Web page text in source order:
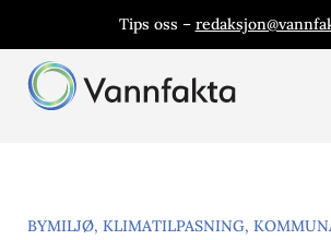
Tips oss –
BYMILJØ, KLIMATILPASNING,